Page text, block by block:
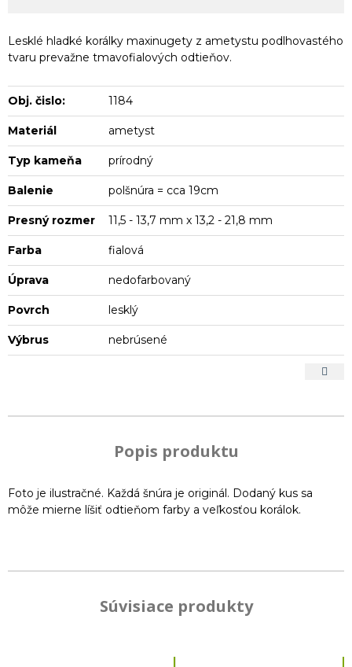
Lesklé hladké korálky maxinugety z ametystu podlhovastého
tvaru prevažne tmavofialových odtieňov.
Obj. čislo: 1184
Materiál ametyst
Typ kameňa prírodný
Balenie polšnúra = cca 19cm
Presný rozmer 11,5 - 13,7 mm x 13,2 - 21,8 mm
Farba fialová
Úprava nedofarbovaný
Povrch lesklý
Výbrus nebrúsené
Popis produktu
Foto je ilustračné. Každá šnúra je originál. Dodaný kus sa
môže mierne líšiť odtieňom farby a veľkosťou korálok.
Súvisiace produkty